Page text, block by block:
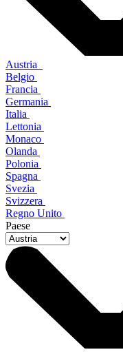
Austria
Belgio
Francia
Germania
Italia
Lettonia
Monaco
Olanda
Polonia
Spagna
Svezia
Svizzera
Regno Unito
Paese